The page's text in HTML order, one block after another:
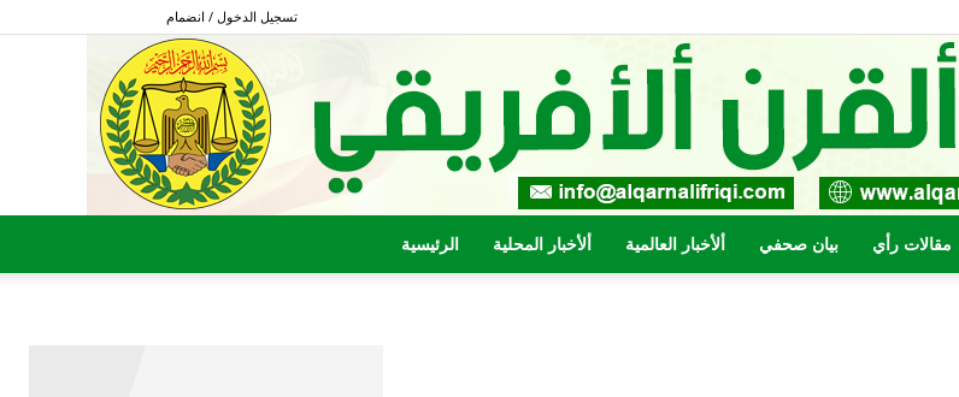
تسجيل الدخول / انضمام
الرئيسية ألأخبار المحلية ألأخبار العالمية بيان صحفي مقالات رأي